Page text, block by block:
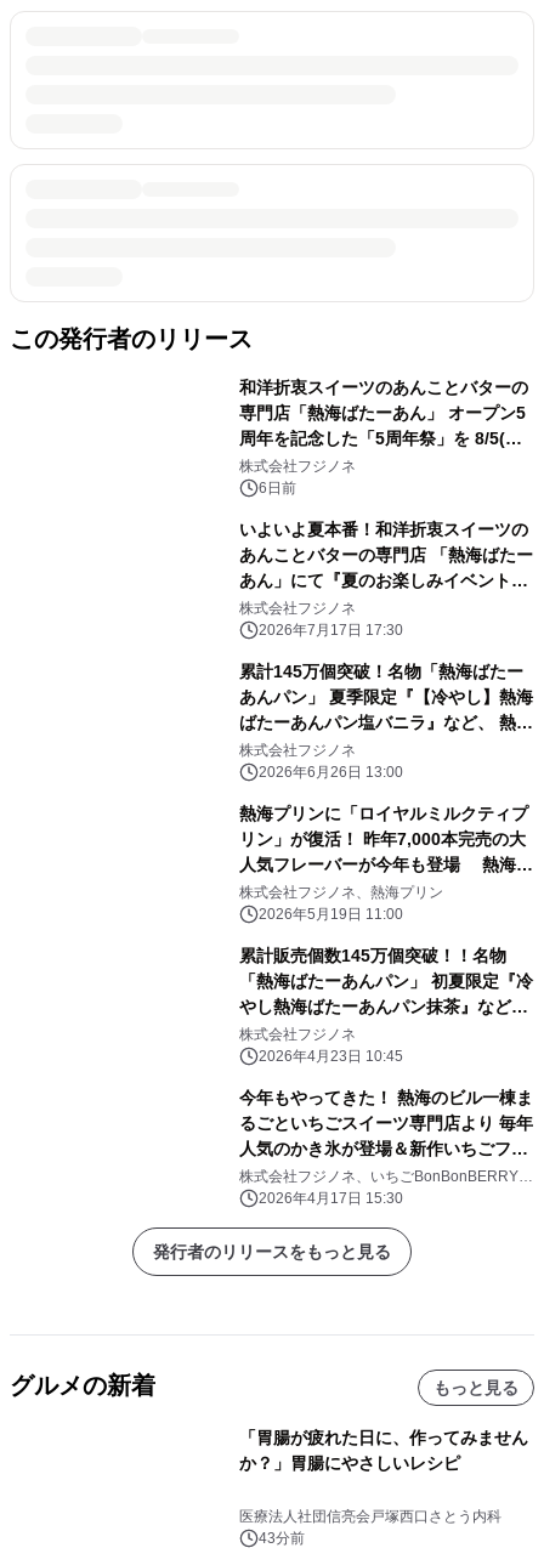
この発行者のリリース
和洋折衷スイーツのあんことバターの
専門店「熱海ばたーあん」 オープン5
周年を記念した「5周年祭」を 8/5(水)
～8/11(火)の7日間開催！
株式会社フジノネ
6日前
いよいよ夏本番！和洋折衷スイーツの
あんことバターの専門店 「熱海ばたー
あん」にて『夏のお楽しみイベント』
を 7/18(土)～7/20(月・祝)で開催！
株式会社フジノネ
2026年7月17日 17:30
累計145万個突破！名物「熱海ばたー
あんパン」 夏季限定『【冷やし】熱海
ばたーあんパン塩バニラ』など、 熱海
ばたーあんのひんやりメニューを
6/27(土)より発売！
株式会社フジノネ
2026年6月26日 13:00
熱海プリンに「ロイヤルミルクティプ
リン」が復活！ 昨年7,000本完売の大
人気フレーバーが今年も登場 熱海プ
リンカフェ2nd・来宮駅店でも限定
「紅茶」メニュー登場
株式会社フジノネ、熱海プリン
2026年5月19日 11:00
累計販売個数145万個突破！！名物
「熱海ばたーあんパン」 初夏限定『冷
やし熱海ばたーあんパン抹茶』など、
ひんやりメニューが4/25(土)から続々
登場！
株式会社フジノネ
2026年4月23日 10:45
今年もやってきた！ 熱海のビル一棟ま
るごといちごスイーツ専門店より 毎年
人気のかき氷が登場＆新作いちごフラ
ッペが 4/25(土)から発売！
株式会社フジノネ、いちごBonBonBERRY
ATAMI HOUSE.
2026年4月17日 15:30
発行者のリリースをもっと見る
グルメの新着 もっと見る
「胃腸が疲れた日に、作ってみません
か？」胃腸にやさしいレシピ
医療法人社団信亮会戸塚西口さとう内科
43分前